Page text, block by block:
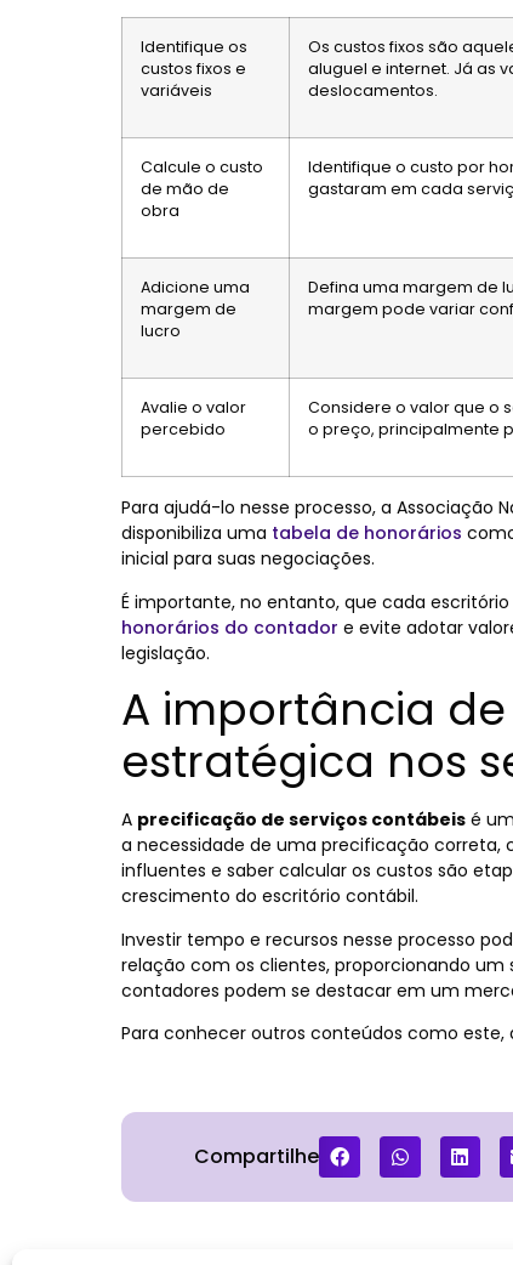
Identifique os
custos fixos e
variáveis
Os custos fixos são
aluguel e internet. Já as
deslocamentos.
Calcule o custo
de mão de
obra
Identifique o custo por
gastaram em cada
Adicione uma
margem de
lucro
Defina uma margem de
margem pode variar
Avalie o valor
percebido
Considere o valor que o
o preço, principalmente
Para ajudá-lo nesse processo, a Associação
disponibiliza uma tabela de honorários
inicial para suas negociações.
É importante, no entanto, que cada
honorários do contador e evite adotar
legislação.
A importância
estratégica nos
A precificação de serviços contábeis é
a necessidade de uma precificação correta,
influentes e saber calcular os custos são
crescimento do escritório contábil.
Investir tempo e recursos nesse processo
relação com os clientes, proporcionando um
contadores podem se destacar em um
Para conhecer outros conteúdos como este,
Compartilhe